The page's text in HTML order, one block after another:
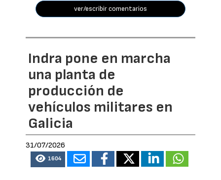
ver/escribir comentarios
Indra pone en marcha
una planta de
producción de
vehículos militares en
Galicia
31/07/2026
1604